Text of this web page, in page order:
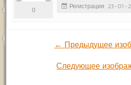
0
Регистрация: 23-01-
← Предыдущее
Следующее